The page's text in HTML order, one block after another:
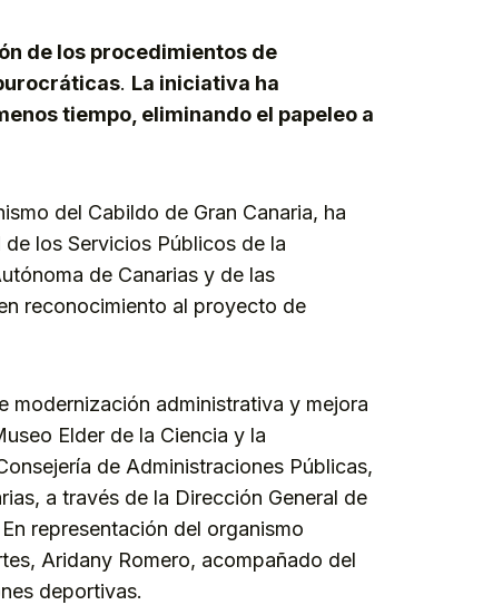
de los procedimientos de
. La iniciativa ha
tiempo, eliminando el papeleo a
del Cabildo de Gran Canaria, ha
los Servicios Públicos de la
de Canarias y de las
reconocimiento al proyecto de
modernización administrativa y mejora
Elder de la Ciencia y la
de Administraciones Públicas,
a través de la Dirección General de
representación del organismo
Aridany Romero, acompañado del
deportivas.